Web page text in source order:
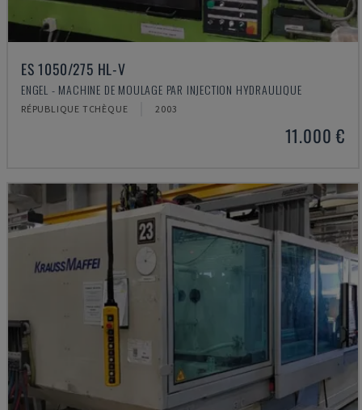
ES 1050/275 HL-V
ENGEL - MACHINE DE MOULAGE PAR INJECTION HYDRAULIQUE
RÉPUBLIQUE TCHÈQUE 2003
11.000 €